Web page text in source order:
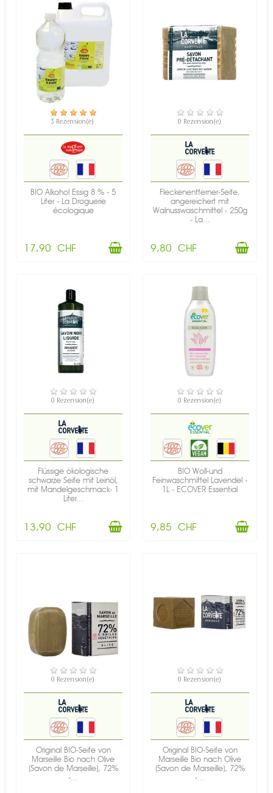
VERFÜGBAR
3 Rezension(e)
BIO Alkohol Essig 8 % - 5
Liter - La Droguerie
écologique
17,90 CHF
VERFÜGBAR
0 Rezension(e)
Fleckenentferner-Seife,
angereichert mit
Walnusswaschmittel - 250g
- La...
9,80 CHF
VERFÜGBAR
0 Rezension(e)
Flüssige ökologische
schwarze Seife mit Leinöl,
mit Mandelgeschmack- 1
Liter...
13,90 CHF
VERFÜGBAR
0 Rezension(e)
BIO Woll-und
Feinwaschmittel Lavendel -
1L - ECOVER Essential
9,85 CHF
VERFÜGBAR
0 Rezension(e)
Original BIO-Seife von
Marseille Bio nach Olive
(Savon de Marseille), 72%
-...
VERFÜGBAR
0 Rezension(e)
Original BIO-Seife von
Marseille Bio nach Olive
(Savon de Marseille), 72%
-...